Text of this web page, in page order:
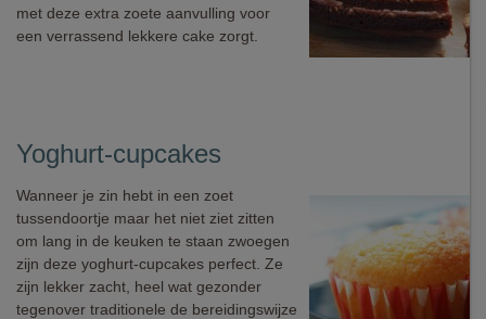
met deze extra zoete aanvulling voor
een verrassend lekkere cake zorgt.
Yoghurt-cupcakes
Wanneer je zin hebt in een zoet
tussendoortje maar het niet ziet zitten
om lang in de keuken te staan zwoegen
zijn deze yoghurt-cupcakes perfect. Ze
zijn lekker zacht, heel wat gezonder
tegenover traditionele de bereidingswijze